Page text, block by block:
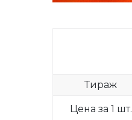
Тираж
Цена за 1 шт.